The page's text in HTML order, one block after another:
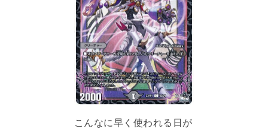
こんなに早く使われる日が